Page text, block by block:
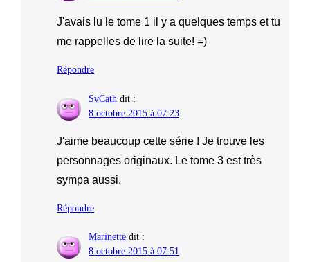
J'avais lu le tome 1 il y a quelques temps et tu
me rappelles de lire la suite! =)
Répondre
SvCath dit :
8 octobre 2015 à 07:23
J'aime beaucoup cette série ! Je trouve les
personnages originaux. Le tome 3 est très
sympa aussi.
Répondre
Marinette dit :
8 octobre 2015 à 07:51